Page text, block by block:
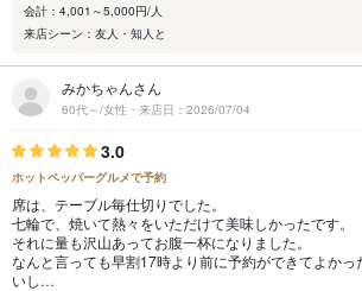
会計：4,001～5,000円/人
来店シーン：友人・知人と
みかちゃんさん
60代～/女性・来店日：2026/07/04
3.0
ホットペッパーグルメで予約
席は、テーブル毎仕切りでした。
七輪で、焼いて熱々をいただけて美味しかったです。
それに量も沢山あってお腹一杯になりました。
なんと言っても早割17時より前に予約ができてよかっ
いし…